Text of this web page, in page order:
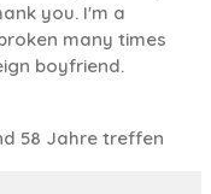
you. I'm a
many times
boyfriend.
58 Jahre treffen